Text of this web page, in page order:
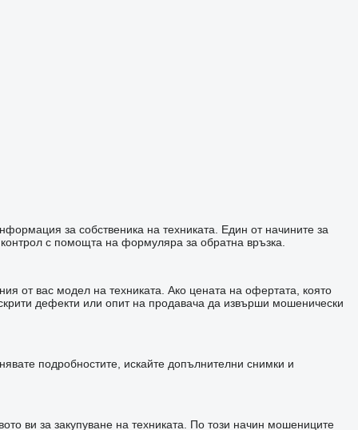
за собственика на техниката. Един от начините за
с помощта на формуляра за обратна връзка.
от вас модел на техниката. Ако цената на офертата, която
дефекти или опит на продавача да извърши мошенически
подробностите, искайте допълнителни снимки и
ви за закупуване на техниката. По този начин мошениците